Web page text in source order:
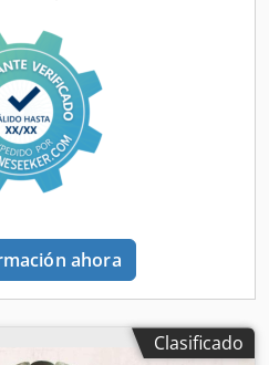
ahora
Clasificado